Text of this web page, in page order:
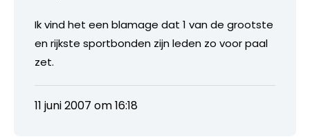
Ik vind het een blamage dat 1 van de grootste
en rijkste sportbonden zijn leden zo voor paal
zet.
11 juni 2007 om 16:18